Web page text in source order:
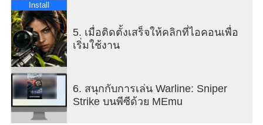
สร้างทีมยอดทหาร
• สร้างทีมของคุณเอง: สร้างทีมปฏิบัติการพิเศษที่มี
ความเชี่ยวชาญเฉพาะด้าน ตั้งแต่ทหารผ่านศึกผู้มาก
ประสบการณ์ไปจนถึงสายลับ เลือกทีมที่เหมาะสมกับ
สไตล์การเล่น
• การรบแบบผสมผสาน: ส่งเครื่องบินรบ รถถังหลัก
และโดรน เข้าประจำการเพื่อสร้างความได้เปรียบใน
สนามรบ
• สร้างกองทัพชั้นยอด: ฝึกฝนทหาร อัปเกรดนายทหาร
Install
5. เมื่อติดตั้งเสร็จให้คลิกที่ไอคอนเพื่อ
เริ่มใช้งาน
6. สนุกกับการเล่น Warline: Sniper
Strike บนพีซีด้วย MEmu